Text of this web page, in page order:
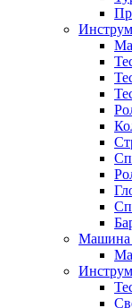
Машина